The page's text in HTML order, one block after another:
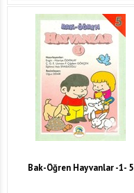
Bak-Öğren Hayvanlar -1- 5